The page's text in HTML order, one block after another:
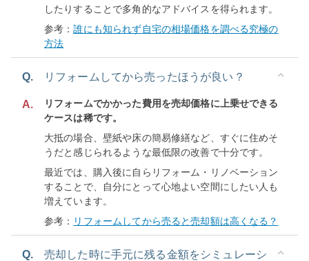
したりすることで多角的なアドバイスを得られます。
参考：誰にも知られず自宅の相場価格を調べる究極の
方法
Q. リフォームしてから売ったほうが良い？
A.
リフォームでかかった費用を売却価格に上乗せできる
ケースは稀です。
大抵の場合、壁紙や床の簡易修繕など、すぐに住めそ
うだと感じられるような最低限の改善で十分です。
最近では、購入後に自らリフォーム・リノベーション
することで、自分にとって心地よい空間にしたい人も
増えています。
参考： リフォームしてから売ると売却額は高くなる？
Q.
売却した時に手元に残る金額をシミュレーシ